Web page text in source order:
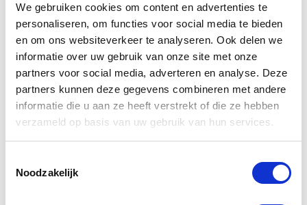
We gebruiken cookies om content en advertenties te
personaliseren, om functies voor social media te bieden
en om ons websiteverkeer te analyseren. Ook delen we
informatie over uw gebruik van onze site met onze
partners voor social media, adverteren en analyse. Deze
partners kunnen deze gegevens combineren met andere
informatie die u aan ze heeft verstrekt of die ze hebben
verzameld op basis van uw gebruik van hun services.
Noodzakelijk